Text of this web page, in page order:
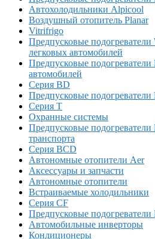
Автохолодильники Alpicool
Воздушный отопитель Planar
Vitrifrigo
Предпусковые подогреватели
легковых автомобилей
Предпусковые подогреватели
автомобилей
Серия BD
Предпусковые подогреватели
Серия T
Охранные системы
Предпусковые подогреватели
транспорта
Серия BCD
Автономные отопители Аer
Аксессуары и запчасти
Автономные отопители
Встраиваемые холодильники
Серия CF
Предпусковые подогреватели
Автомобильные инверторы
Кондиционеры